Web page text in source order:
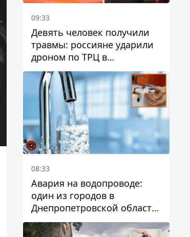
09:33
Девять человек получили
травмы: россияне ударили
дроном по ТРЦ в
Павлограде, будет ли
работать заведение в
дальнейшем
08:33
Авария на водопроводе:
один из городов в
Днепропетровской области
остался без воды